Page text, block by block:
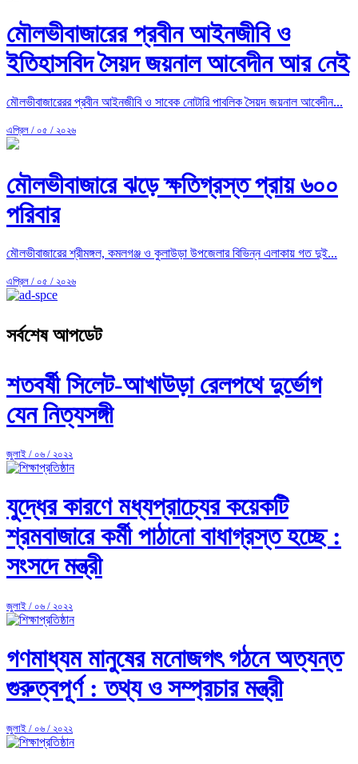
মৌলভীবাজারের প্রবীন আইনজীবি ও
ইতিহাসবিদ সৈয়দ জয়নাল আবেদীন আর নেই
মৌলভীবাজারেরর প্রবীন আইনজীবি ও সাবেক নোটারি পাবলিক সৈয়দ জয়নাল আবেদীন...
এপ্রিল / ০৫ / ২০২৬
মৌলভীবাজারে ঝড়ে ক্ষতিগ্রস্ত প্রায় ৬০০
পরিবার
মৌলভীবাজারের শ্রীমঙ্গল, কমলগঞ্জ ও কুলাউড়া উপজেলার বিভিন্ন এলাকায় গত দুই...
এপ্রিল / ০৫ / ২০২৬
সর্বশেষ আপডেট
শতবর্ষী সিলেট-আখাউড়া রেলপথে দুর্ভোগ
যেন নিত্যসঙ্গী
জুলাই / ০৬ / ২০২২
যুদ্ধের কারণে মধ্যপ্রাচ্যের কয়েকটি
শ্রমবাজারে কর্মী পাঠানো বাধাগ্রস্ত হচ্ছে :
সংসদে মন্ত্রী
জুলাই / ০৬ / ২০২২
গণমাধ্যম মানুষের মনোজগৎ গঠনে অত্যন্ত
গুরুত্বপূর্ণ : তথ্য ও সম্প্রচার মন্ত্রী
জুলাই / ০৬ / ২০২২